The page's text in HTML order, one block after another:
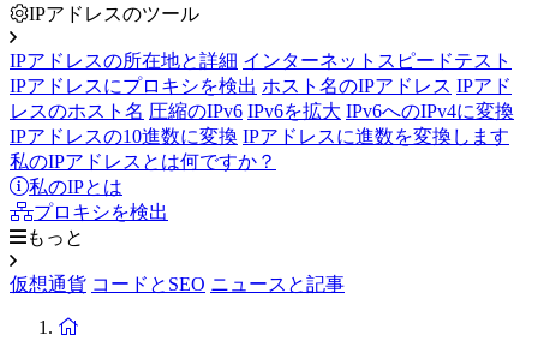
IPアドレスのツール
IPアドレスの所在地と詳細 インターネットスピードテスト
IPアドレスにプロキシを検出 ホスト名のIPアドレス IPアド
レスのホスト名 圧縮のIPv6 IPv6を拡大 IPv6へのIPv4に変換
IPアドレスの10進数に変換 IPアドレスに進数を変換します
私のIPアドレスとは何ですか？
私のIPとは
プロキシを検出
もっと
仮想通貨 コードとSEO ニュースと記事